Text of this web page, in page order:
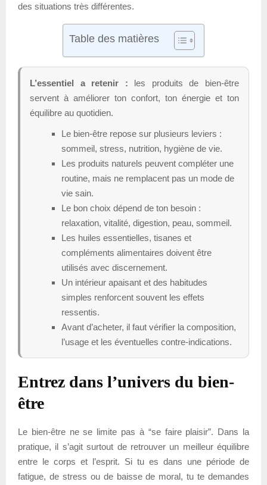
des situations très différentes.
Table des matières
L’essentiel a retenir : les produits de bien-être
servent à améliorer ton confort, ton énergie et ton
équilibre au quotidien.
Le bien-être repose sur plusieurs leviers :
sommeil, stress, nutrition, hygiène de vie.
Les produits naturels peuvent compléter une
routine, mais ne remplacent pas un mode de
vie sain.
Le bon choix dépend de ton besoin :
relaxation, vitalité, digestion, peau, sommeil.
Les huiles essentielles, tisanes et
compléments alimentaires doivent être
utilisés avec discernement.
Un intérieur apaisant et des habitudes
simples renforcent souvent les effets
ressentis.
Avant d’acheter, il faut vérifier la composition,
l’usage et les éventuelles contre-indications.
Entrez dans l’univers du bien-
être
Le bien-être ne se limite pas à “se faire plaisir”. Dans la
pratique, il s’agit surtout de retrouver un meilleur équilibre
entre le corps et l’esprit. Si tu es dans une période de
fatigue, de stress ou de baisse de moral, tu te demandes